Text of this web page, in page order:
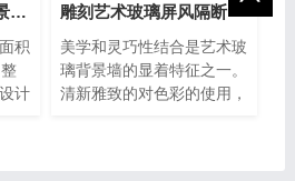
轻奢装饰艺术入户背景墙玻璃
积
计
雕刻艺术玻璃屏风隔断
美学和灵巧性结合是艺术玻
璃背景墙的显着特征之一。
清新雅致的对色彩的使用，